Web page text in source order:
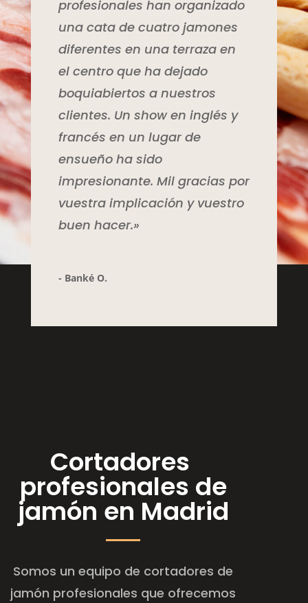
profesionales han organizado
una cata de cuatro jamones
diferentes en una terraza en
el centro que ha dejado
boquiabiertos a nuestros
clientes. Un show en inglés y
francés en un lugar de
ensueño ha sido
impresionante. Mil gracias por
vuestra implicación y vuestro
buen hacer.»
- Banké O.
Cortadores
profesionales de
jamón en Madrid
Somos un equipo de cortadores de
jamón profesionales que ofrecemos